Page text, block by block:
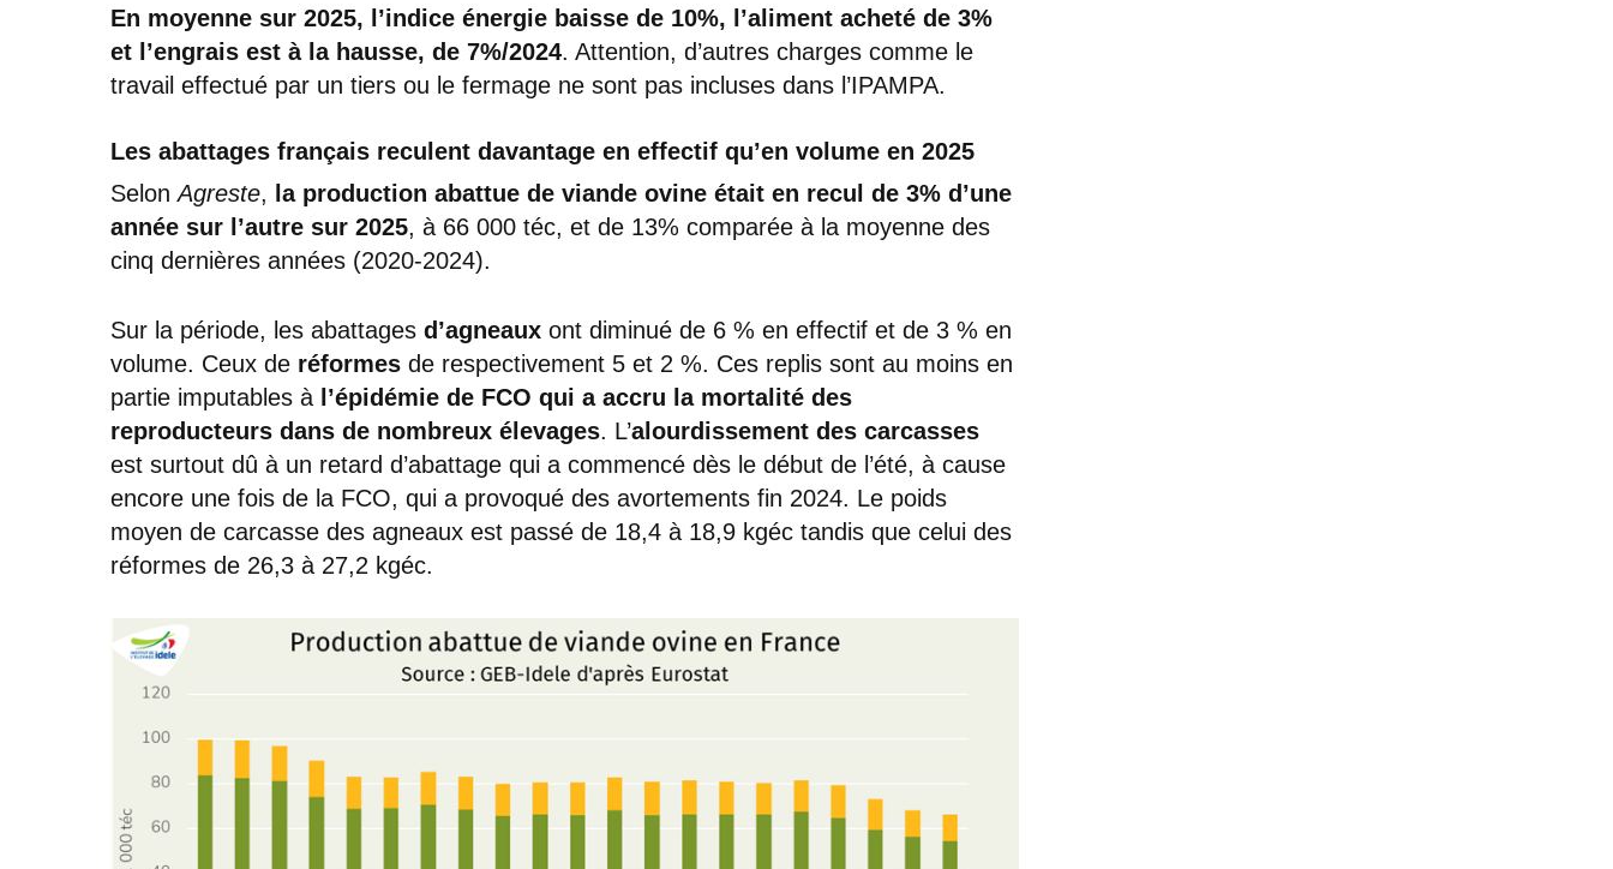
En moyenne sur 2025, l’indice énergie baisse de 10%, l’aliment acheté de 3%
et l’engrais est à la hausse, de 7%/2024. Attention, d’autres charges comme le
travail effectué par un tiers ou le fermage ne sont pas incluses dans l’IPAMPA.
Les abattages français reculent davantage en effectif qu’en volume en 2025
SelonAgreste,
la production abattue de viande ovine était en recul de 3% d’une
année sur l’autre sur 2025, à 66 000 téc, et de 13% comparée à la moyenne des
cinq dernières années (2020-2024).
Sur la période, les abattages d’agneaux ont diminué de 6 % en effectif et de 3 % en
volume. Ceux de réformes de respectivement 5 et 2 %. Ces replis sont au moins en
partie imputables à l’épidémie de FCO qui a accru la mortalité des
reproducteurs dans de nombreux élevages. L’alourdissement des carcasses
est surtout dû à un retard d’abattage qui a commencé dès le début de l’été, à cause
encore une fois de la FCO, qui a provoqué des avortements fin 2024. Le poids
moyen de carcasse des agneaux est passé de 18,4 à 18,9 kgéc tandis que celui des
réformes de 26,3 à 27,2 kgéc.